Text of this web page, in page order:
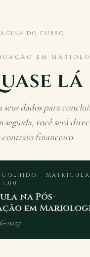
DO CURSO
EM
lá
seus dados para
seguida, você será
contrato financeiro.
-
na Pós-
em
2027